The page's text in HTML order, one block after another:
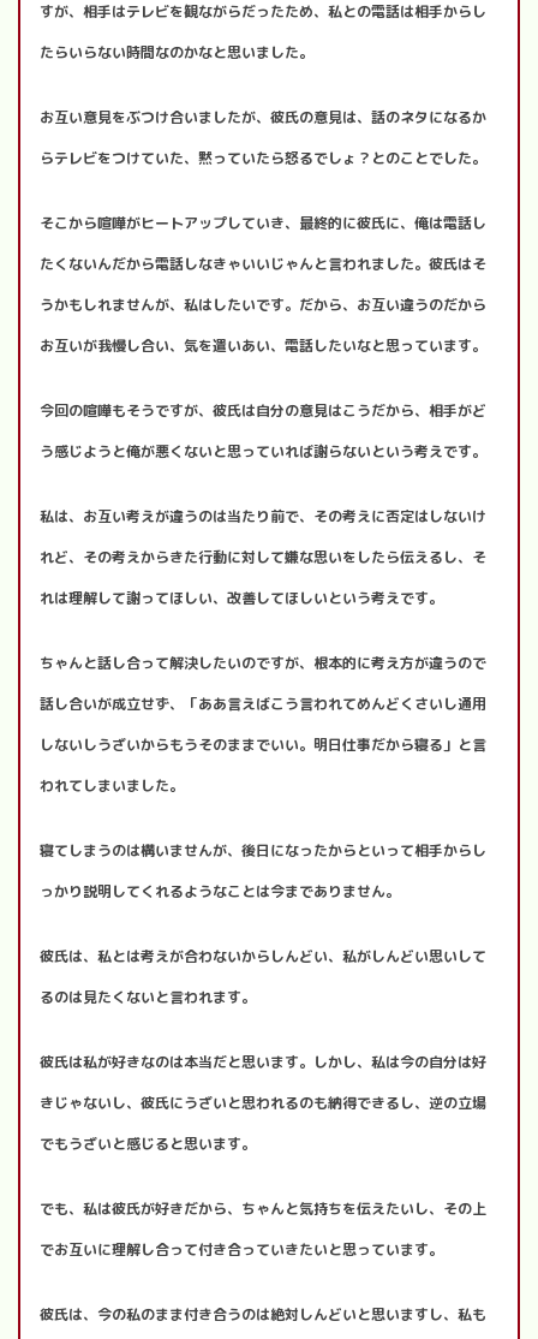
すが、相手はテレビを観ながらだったため、私との電話は相手からし
たらいらない時間なのかなと思いました。
お互い意見をぶつけ合いましたが、彼氏の意見は、話のネタになるか
らテレビをつけていた、黙っていたら怒るでしょ？とのことでした。
そこから喧嘩がヒートアップしていき、最終的に彼氏に、俺は電話し
たくないんだから電話しなきゃいいじゃんと言われました。彼氏はそ
うかもしれませんが、私はしたいです。だから、お互い違うのだから
お互いが我慢し合い、気を遣いあい、電話したいなと思っています。
今回の喧嘩もそうですが、彼氏は自分の意見はこうだから、相手がど
う感じようと俺が悪くないと思っていれば謝らないという考えです。
私は、お互い考えが違うのは当たり前で、その考えに否定はしないけ
れど、その考えからきた行動に対して嫌な思いをしたら伝えるし、そ
れは理解して謝ってほしい、改善してほしいという考えです。
ちゃんと話し合って解決したいのですが、根本的に考え方が違うので
話し合いが成立せず、「ああ言えばこう言われてめんどくさいし通用
しないしうざいからもうそのままでいい。明日仕事だから寝る」と言
われてしまいました。
寝てしまうのは構いませんが、後日になったからといって相手からし
っかり説明してくれるようなことは今までありません。
彼氏は、私とは考えが合わないからしんどい、私がしんどい思いして
るのは見たくないと言われます。
彼氏は私が好きなのは本当だと思います。しかし、私は今の自分は好
きじゃないし、彼氏にうざいと思われるのも納得できるし、逆の立場
でもうざいと感じると思います。
でも、私は彼氏が好きだから、ちゃんと気持ちを伝えたいし、その上
でお互いに理解し合って付き合っていきたいと思っています。
彼氏は、今の私のまま付き合うのは絶対しんどいと思いますし、私も